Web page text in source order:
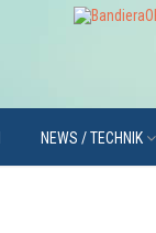
NEWS / TECHNIK